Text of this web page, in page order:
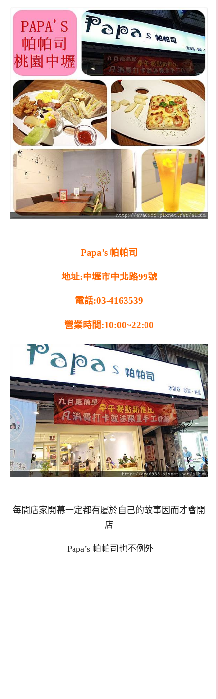
Papa’s 帕帕司
地址:中壢市中北路99號
電話:03-4163539
營業時間:10:00~22:00
每間店家開幕一定都有屬於自己的故事因而才會開
店
Papa’s 帕帕司也不例外